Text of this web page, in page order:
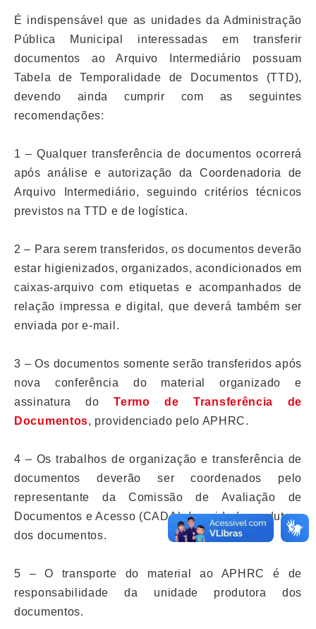
É indispensável que as unidades da Administração
Pública Municipal interessadas em transferir
documentos ao Arquivo Intermediário possuam
Tabela de Temporalidade de Documentos (TTD),
devendo ainda cumprir com as seguintes
recomendações:
1 – Qualquer transferência de documentos ocorrerá
após análise e autorização da Coordenadoria de
Arquivo Intermediário, seguindo critérios técnicos
previstos na TTD e de logística.
2 – Para serem transferidos, os documentos deverão
estar higienizados, organizados, acondicionados em
caixas-arquivo com etiquetas e acompanhados de
relação impressa e digital, que deverá também ser
enviada por e-mail.
3 – Os documentos somente serão transferidos após
nova conferência do material organizado e
assinatura doTermo de Transferência de
Documentos, providenciado pelo APHRC.
4 – Os trabalhos de organização e transferência de
documentos deverão ser coordenados pelo
representante da Comissão de Avaliação de
Documentos e Acesso (CADA) da unidade produtora
dos documentos.
5 – O transporte do material ao APHRC é de
responsabilidade da unidade produtora dos
documentos.